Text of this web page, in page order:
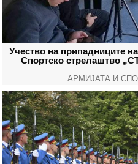
Учество на припадниците
Спортско стрелаштво
АРМИЈАТА И